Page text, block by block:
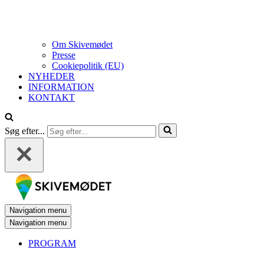
Om Skivemødet
Presse
Cookiepolitik (EU)
NYHEDER
INFORMATION
KONTAKT
Søg efter...
Navigation menu
Navigation menu
PROGRAM